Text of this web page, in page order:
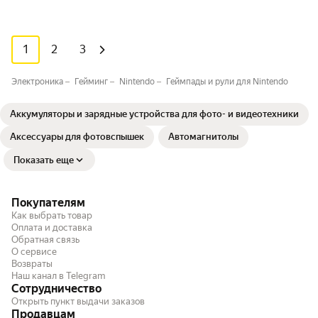
1 2 3
Электроника Гейминг Nintendo Геймпады и рули для Nintendo
Аккумуляторы и зарядные устройства для фото- и видеотехники
Аксессуары для фотовспышек Автомагнитолы
Показать еще
Покупателям
Как выбрать товар
Оплата и доставка
Обратная связь
О сервисе
Возвраты
Наш канал в Telegram
Сотрудничество
Открыть пункт выдачи заказов
Продавцам